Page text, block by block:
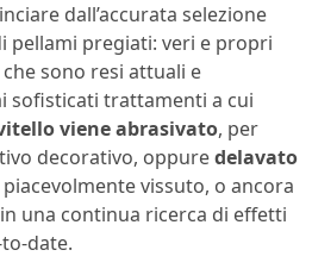
dall’accurata selezione
pellami pregiati: veri e propri
sono resi attuali e
sofisticati trattamenti a cui
viene abrasivato, per
decorativo, oppuredelavato
vissuto, o ancora
una continua ricerca di effetti
date.